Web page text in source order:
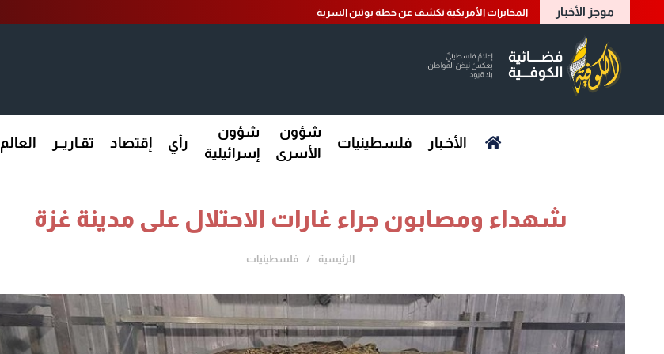
موجز الأخبار المخابرات الأمريكية تكشف عن خطة بوتين السرية
الأخـبار فلسطينيات
شؤون
الأسرى
شؤون
إسرائيلية
رأي إقتصاد تقـاريــر العالم
شهداء ومصابون جراء غارات الاحتلال على مدينة غزة
الرئيسية فلسطينيات